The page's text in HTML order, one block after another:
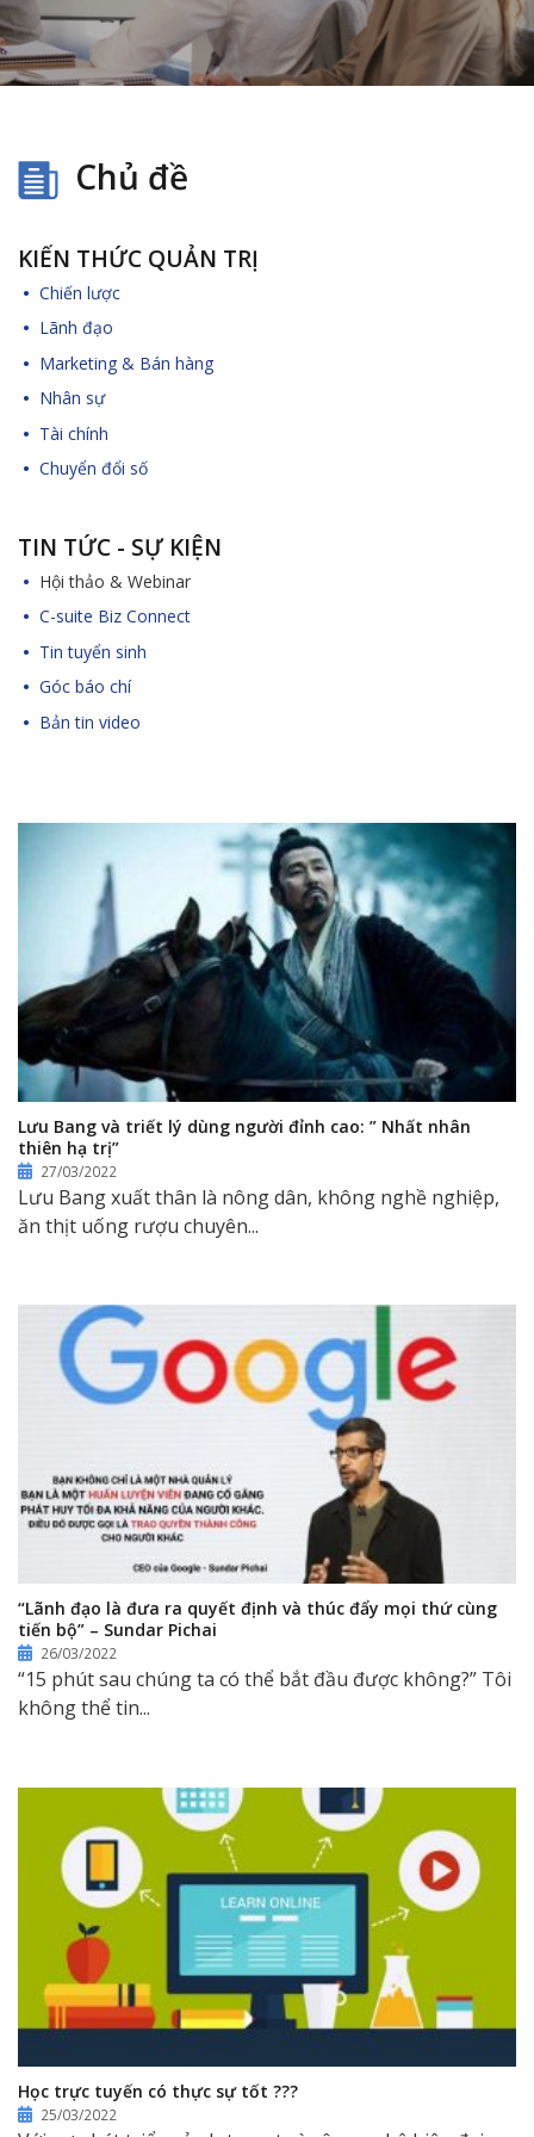
Chủ đề
KIẾN THỨC QUẢN TRỊ
Chiến lược
Lãnh đạo
Marketing & Bán hàng
Nhân sự
Tài chính
Chuyển đổi số
TIN TỨC - SỰ KIỆN
Hội thảo & Webinar
C-suite Biz Connect
Tin tuyển sinh
Góc báo chí
Bản tin video
Lưu Bang và triết lý dùng người đỉnh cao: ” Nhất nhân
thiên hạ trị”
27/03/2022
Lưu Bang xuất thân là nông dân, không nghề nghiệp,
ăn thịt uống rượu chuyên...
“Lãnh đạo là đưa ra quyết định và thúc đẩy mọi thứ cùng
tiến bộ” – Sundar Pichai
26/03/2022
“15 phút sau chúng ta có thể bắt đầu được không?” Tôi
không thể tin...
Học trực tuyến có thực sự tốt ???
25/03/2022